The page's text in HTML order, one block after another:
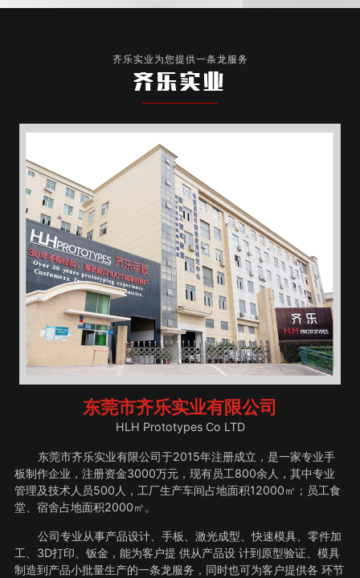
齐乐实业为您提供一条龙服务
齐乐实业
东莞市齐乐实业有限公司
HLH Prototypes Co LTD
东莞市齐乐实业有限公司于2015年注册成立，是一家专业手
板制作企业，注册资金3000万元，现有员工800余人，其中专业
管理及技术人员500人，工厂生产车间占地面积12000㎡；员工食
堂、宿舍占地面积2000㎡。
公司专业从事产品设计、手板、激光成型、快速模具、零件加
工、3D打印、钣金，能为客户提 供从产品设 计到原型验证、模具
制造到产品小批量生产的一条龙服务，同时也可为客户提供各 环节